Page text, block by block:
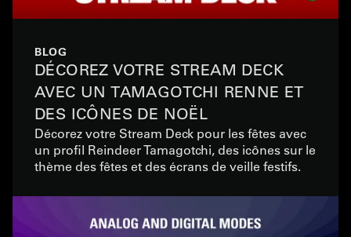
BLOG
DÉCOREZ VOTRE STREAM DECK
AVEC UN TAMAGOTCHI RENNE ET
DES ICÔNES DE NOËL
Décorez votre Stream Deck pour les fêtes avec
un profil Reindeer Tamagotchi, des icônes sur le
thème des fêtes et des écrans de veille festifs.